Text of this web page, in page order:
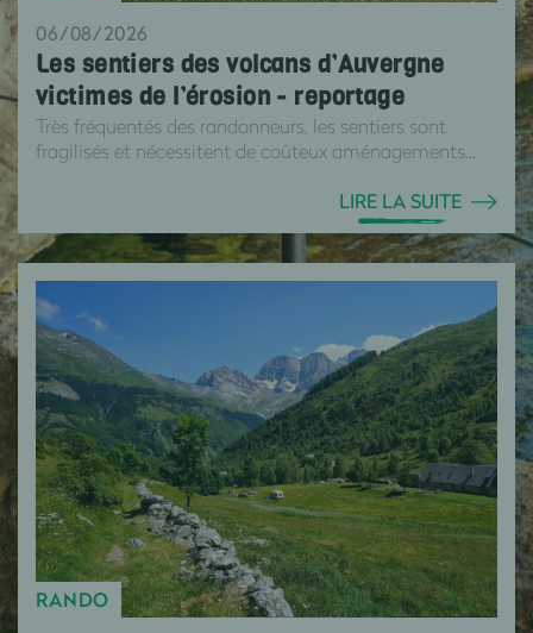
06/08/2026
Les sentiers des volcans d’Auvergne
victimes de l’érosion - reportage
Très fréquentés des randonneurs, les sentiers sont
fragilisés et nécessitent de coûteux aménagements...
LIRE LA SUITE
RANDO